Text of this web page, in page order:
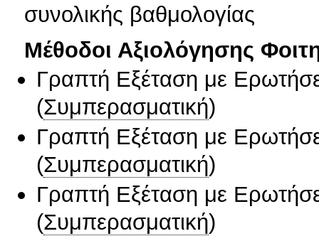
συνολικής βαθμολογίας
Μέθοδοι Αξιολόγησης
Γραπτή Εξέταση με
(Συμπερασματική)
Γραπτή Εξέταση με
(Συμπερασματική)
Γραπτή Εξέταση με
(Συμπερασματική)